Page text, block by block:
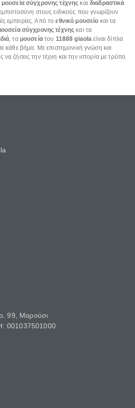
μουσεία σύγχρονης τέχνης καιδιαδραστικά
στους ειδικούς που γνωρίζουν
εμπειρίες. Από τοεθνικό μουσείο και τα
σύγχρονης τέχνης και τα
, τα μουσείατου 11888giaola είναι δίπλα
κάθε βήμα. Με επιστημονική γνώση και
ζήσεις την τέχνη και την ιστορία με τρόπο
99, Μαρούσι
001037501000